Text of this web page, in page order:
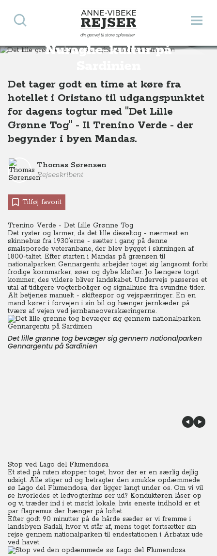
Anne-Vibeke Rejser
din genvej til store oplevelser
Åbn
Søg
Det lille grønne tog og
Nuraghe-kultur på
Destinationer Europa Italien Det lille grønne tog og Nuraghe-kultur på Sardinien, Italien
Det tager godt en time at køre fra
hotellet i Oristano til udgangspunktet
for dagens togtur med "Det Lille
Grønne Tog" - Il Trenino Verde - der
begynder i byen Mandas.
Thomas Sørensen
Rejseskribent
Tilføj favorit
Trenino Verde - Det Lille Grønne Tog
Det ryster og larmer, da det lille dieseltog - nærmest en
skinnebus fra 1930’erne - sætter i gang på denne
smalsporede veteranbane, der blev bygget i slutningen af
1800-taltet. Efter starten i Mandas på grænsen til
nationalparken Gennargentu arbejder toget sig langsomt forbi
frodige kornmarker, søer og dybe kløfter. Jo længere togrt
kommer, des vildere bliver landskabet. Undervejs passeres et
utal af tidligere vogterboliger og signalhuse fra svundne tider.
Alt betjenes manuelt - skiftespor og vejspærringer. En en
mand kører i forvejen i sin bil og hænger jernkæder på
tværs af vejen ved jernbaneoverskæringerne.
Det lille grønne tog bevæger sig gennem nationalparken
Gennargentu på Sardinien
Stop ved Lago del Flumendosa
Et sted på ruten stopper toget, hvor der er en særlig dejlig
udsigt. Alle stiger ud og betragter den smukke opdæmmede
sø Lago del Flumendosa, der ligger langt under os. Om vi vil
se hvorledes et ledvogterhus ser ud? Konduktøren låser op
og vi træder ind i et mørkt lokale, hvis eneste indhold er et
par flagremus der hænger på loftet.
Efter godt 90 minutter på de hårde sæder er vi fremme i
landsbyen Sadali, hvor vi står af, mens toget fortsætter sin
rejse gennem nationalparken til endestationen i Arbatax ude
ved havet.